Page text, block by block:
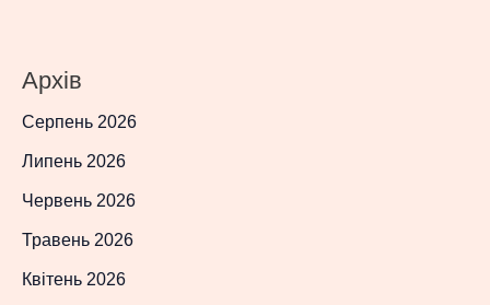
Архів
Серпень 2026
Липень 2026
Червень 2026
Травень 2026
Квітень 2026